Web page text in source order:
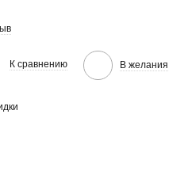
К сравнению В желания